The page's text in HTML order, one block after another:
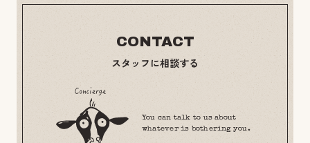
CONTACT
スタッフに相談する
You can talk to us about
whatever is bothering you.